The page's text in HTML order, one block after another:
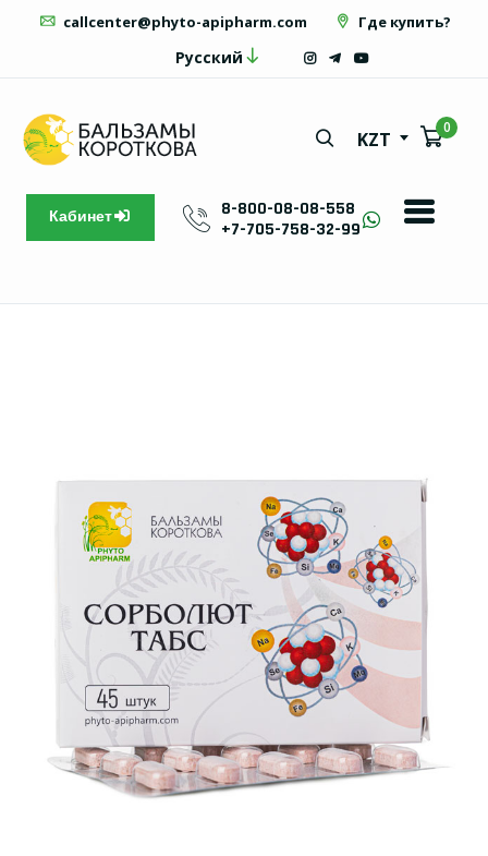
callcenter@phyto-apipharm.com Где купить?
Русский
KZT
0
Кабинет
8-800-08-08-558
+7-705-758-32-99